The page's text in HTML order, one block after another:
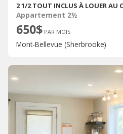
2 1/2 TOUT INCLUS À LOUER AU
Appartement 2½
650$ PAR MOIS
Mont-Bellevue (Sherbrooke)